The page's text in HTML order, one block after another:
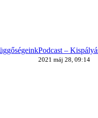
Podcast –
2021 máj 28, 09:14